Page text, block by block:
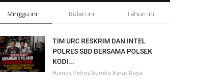
Minggu ini Bulan ini Tahun ini
TIM URC RESKRIM DAN INTEL
POLRES SBD BERSAMA POLSEK
KODI...
Humas Polres Sumba Barat Daya